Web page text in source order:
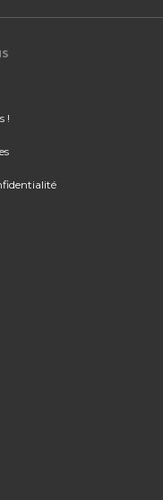
!